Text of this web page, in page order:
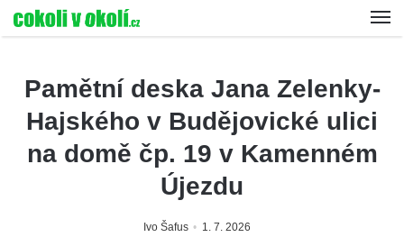
Pamětní deska Jana Zelenky-
Hajského v Budějovické ulici
na domě čp. 19 v Kamenném
Újezdu
Ivo Šafus 1. 7. 2026